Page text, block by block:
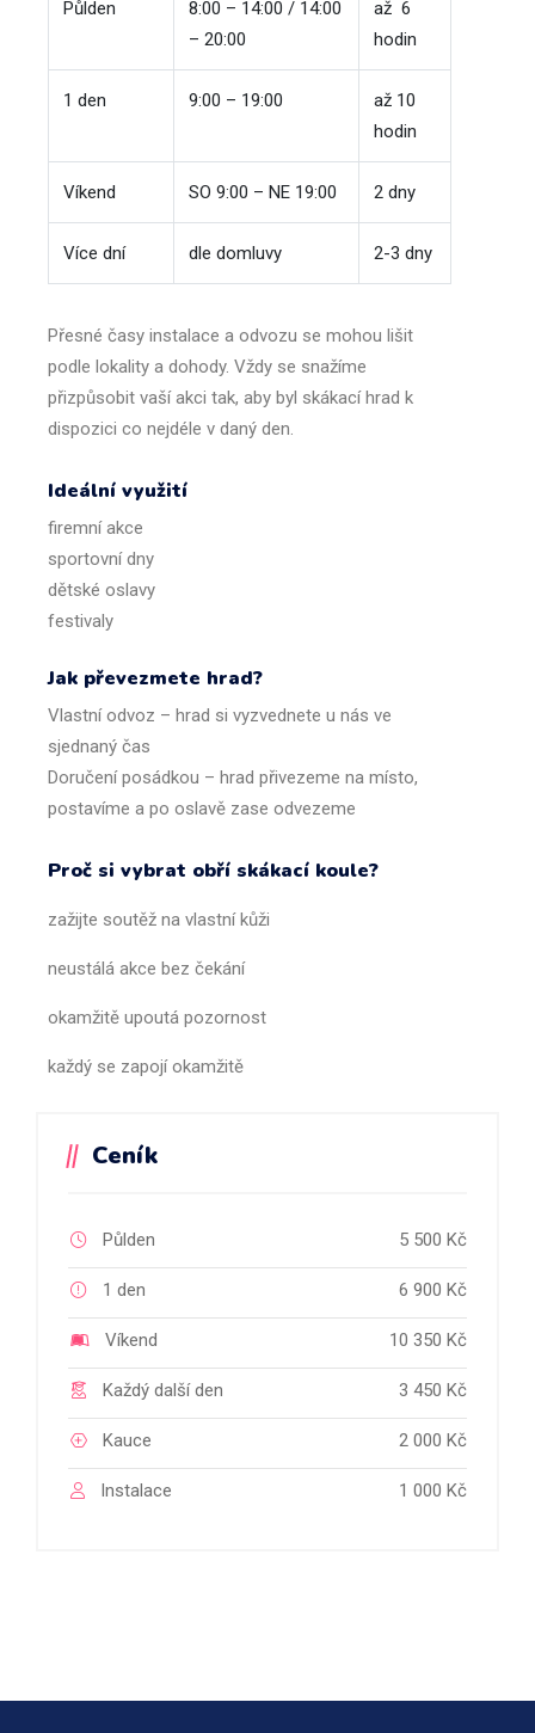
Půlden
8:00 – 14:00 / 14:00
– 20:00
až 6
hodin
1 den 9:00 – 19:00 až 10
hodin
Víkend SO 9:00 – NE 19:00 2 dny
Více dní dle domluvy 2-3 dny
Přesné časy instalace a odvozu se mohou lišit
podle lokality a dohody. Vždy se snažíme
přizpůsobit vaší akci tak, aby byl skákací hrad k
dispozici co nejdéle v daný den.
Ideální využití
firemní akce
sportovní dny
dětské oslavy
festivaly
Jak převezmete hrad?
Vlastní odvoz – hrad si vyzvednete u nás ve
sjednaný čas
Doručení posádkou – hrad přivezeme na místo,
postavíme a po oslavě zase odvezeme
Proč si vybrat obří skákací koule?
zažijte soutěž na vlastní kůži
neustálá akce bez čekání
okamžitě upoutá pozornost
každý se zapojí okamžitě
Ceník
Půlden 5 500 Kč
1 den 6 900 Kč
Víkend 10 350 Kč
Každý další den 3 450 Kč
Kauce 2 000 Kč
Instalace 1 000 Kč